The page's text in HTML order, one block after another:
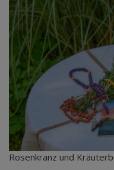
Rosenkranz und